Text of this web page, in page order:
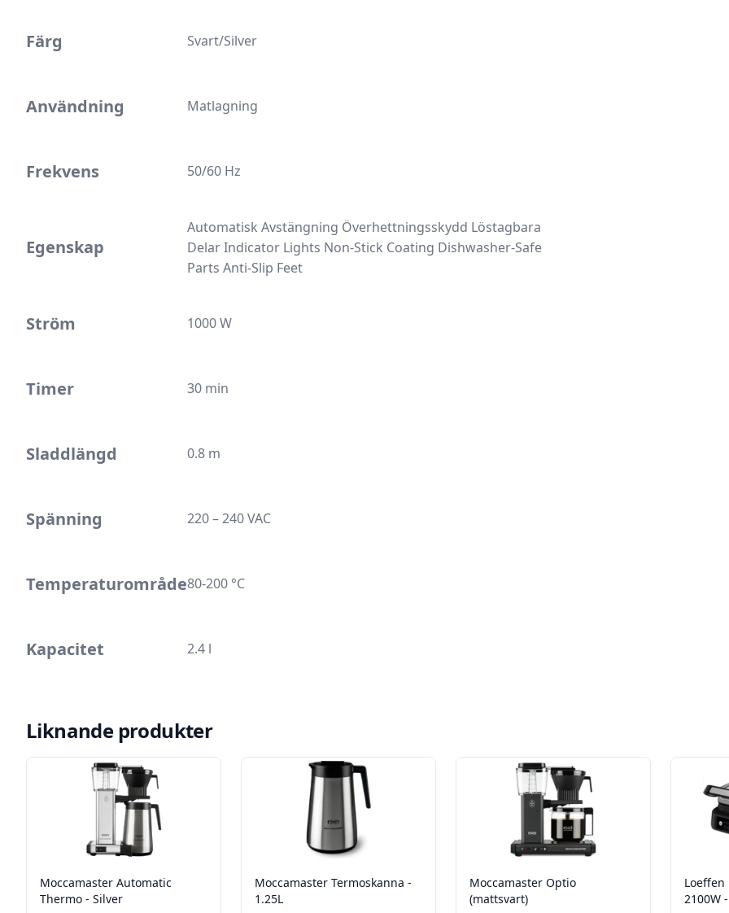
Färg Svart/Silver
Användning Matlagning
Frekvens 50/60 Hz
Egenskap
Automatisk Avstängning Överhettningsskydd Löstagbara
Delar Indicator Lights Non-Stick Coating Dishwasher-Safe
Parts Anti-Slip Feet
Ström 1000 W
Timer 30 min
Sladdlängd 0.8 m
Spänning 220 – 240 VAC
Temperaturområde80-200 °C
Kapacitet 2.4 l
Liknande produkter
Moccamaster Automatic
Thermo - Silver
Moccamaster Termoskanna -
1.25L
Moccamaster Optio
(mattsvart)
Loeffen
2100W